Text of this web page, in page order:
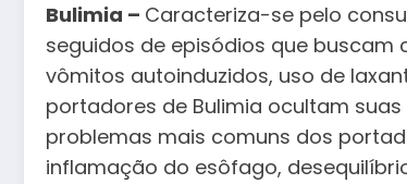
Bulimia – Caracteriza-se pelo
seguidos de episódios que
vômitos autoinduzidos, uso de
portadores de Bulimia ocultam
problemas mais comuns dos
inflamação do esôfago,